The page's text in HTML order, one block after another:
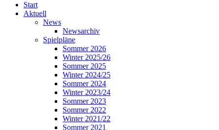
Start
Aktuell
News
Newsarchiv
Spielpläne
Sommer 2026
Winter 2025/26
Sommer 2025
Winter 2024/25
Sommer 2024
Winter 2023/24
Sommer 2023
Sommer 2022
Winter 2021/22
Sommer 2021